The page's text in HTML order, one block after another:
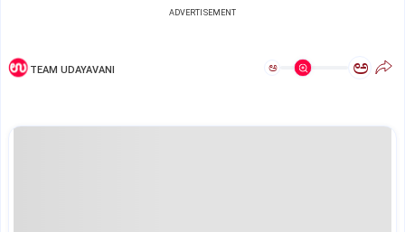
ADVERTISEMENT
TEAM UDAYAVANI ಅ ಅ